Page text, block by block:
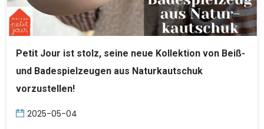
Petit Jour ist stolz, seine neue Kollektion von Beiß-
und Badespielzeugen aus Naturkautschuk
vorzustellen!
2025-05-04